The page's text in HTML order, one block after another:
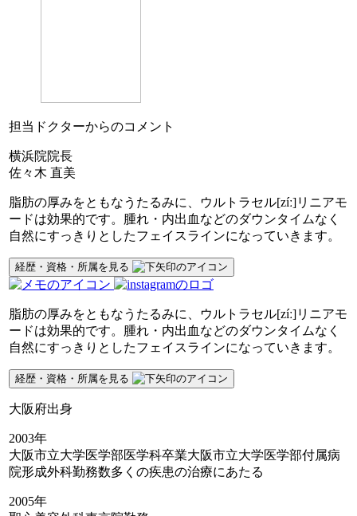
担当ドクターからのコメント
横浜院院長
佐々木 直美
脂肪の厚みをともなうたるみに、ウルトラセル[zíː]リニアモ
ードは効果的です。腫れ・内出血などのダウンタイムなく
自然にすっきりとしたフェイスラインになっていきます。
経歴・資格・所属を見る
脂肪の厚みをともなうたるみに、ウルトラセル[zíː]リニアモ
ードは効果的です。腫れ・内出血などのダウンタイムなく
自然にすっきりとしたフェイスラインになっていきます。
経歴・資格・所属を見る
大阪府出身
2003年
大阪市立大学医学部医学科卒業大阪市立大学医学部付属病
院形成外科勤務数多くの疾患の治療にあたる
2005年